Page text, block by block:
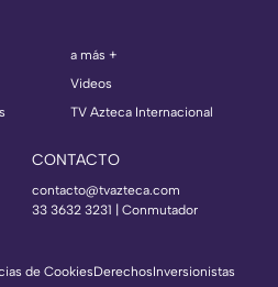
a más +
Videos
TV Azteca Internacional
CONTACTO
contacto@tvazteca.com
33 3632 3231 | Conmutador
de CookiesDerechosInversionistas